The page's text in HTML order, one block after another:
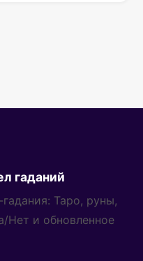
гаданий
Таро, руны,
Нет и обновленное